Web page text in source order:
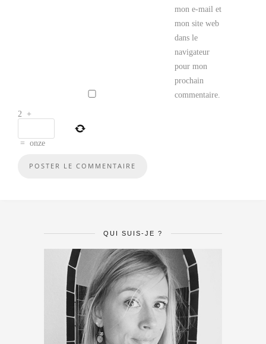
mon e-mail et
mon site web
dans le
navigateur
pour mon
prochain
commentaire.
2 +
= onze
QUI SUIS-JE ?